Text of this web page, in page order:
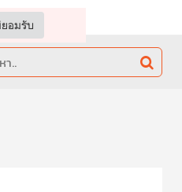
อมรับ